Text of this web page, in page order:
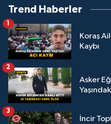
Trend Haberler
Koraş
Kaybı
1
Asker
2
İncir
3